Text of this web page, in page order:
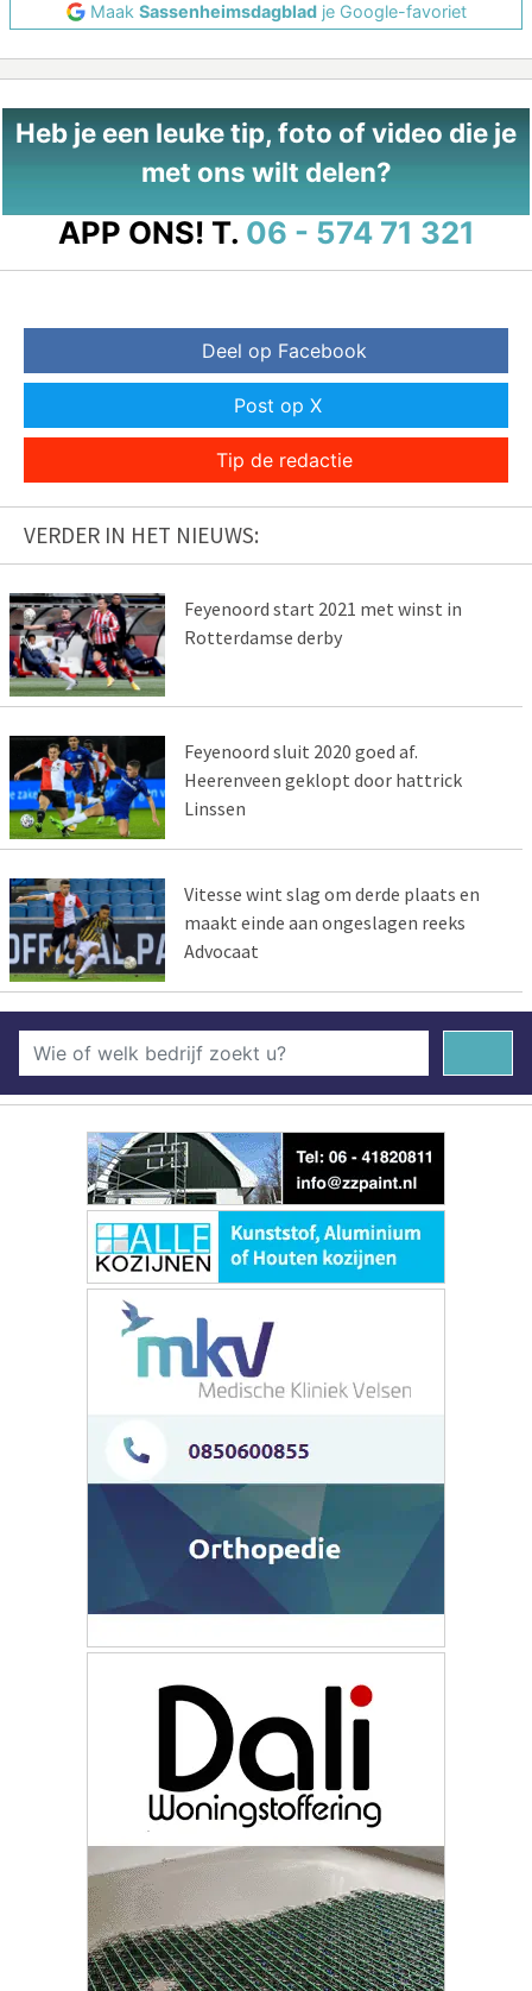
Maak Sassenheimsdagbladje Google-favoriet
Heb je een leuke tip, foto of video die je
met ons wilt delen?
APP ONS! T. 06 - 574 71 321
Deel op Facebook
Post op X
Tip de redactie
VERDER IN HET NIEUWS:
Feyenoord start 2021 met winst in
Rotterdamse derby
Feyenoord sluit 2020 goed af.
Heerenveen geklopt door hattrick
Linssen
Vitesse wint slag om derde plaats en
maakt einde aan ongeslagen reeks
Advocaat